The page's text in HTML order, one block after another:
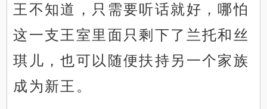
王不知道，只需要听话就好，哪怕
这一支王室里面只剩下了兰托和丝
琪儿，也可以随便扶持另一个家族
成为新王。